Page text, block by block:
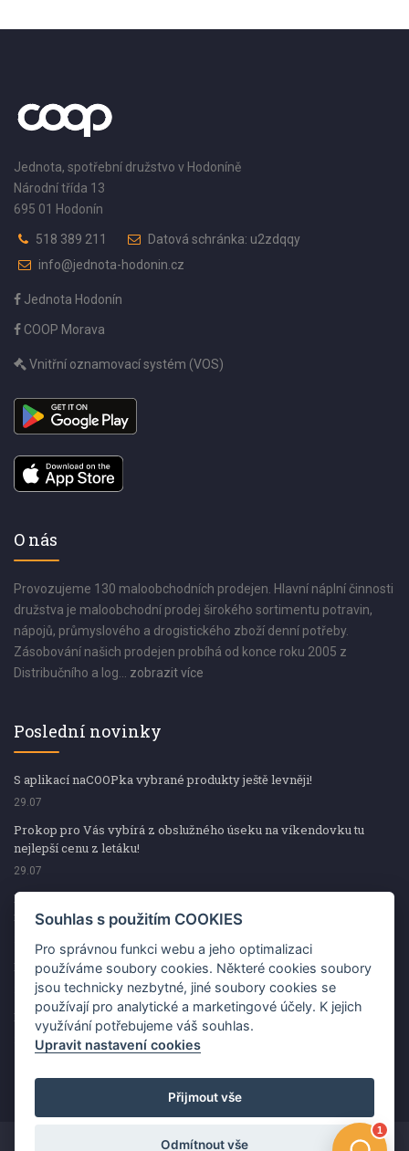
Jednota, spotřební družstvo v Hodoníně
Národní třída 13
695 01 Hodonín
518 389 211
Datová schránka: u2zdqqy
info@jednota-hodonin.cz
Jednota Hodonín
COOP Morava
Vnitřní oznamovací systém (VOS)
O nás
Provozujeme 130 maloobchodních prodejen. Hlavní náplní činnosti
družstva je maloobchodní prodej širokého sortimentu potravin,
nápojů, průmyslového a drogistického zboží denní potřeby.
Zásobování našich prodejen probíhá od konce roku 2005 z
Distribučního a log... zobrazit více
Poslední novinky
S aplikací naCOOPka vybrané produkty ještě levněji!
29.07
Prokop pro Vás vybírá z obslužného úseku na víkendovku tu
nejlepší cenu z letáku!
29.07
Prokop pro Vás vybírá z obslužného úseku na víkendovku tu
nejlepší cenu z letáku!
Kup špekáčky od Váhaly a vyhraj s naCOOPkou sekerku Fiskars
29.07
Prokop pro Vás vybírá na víkendovku ty nejlepší ceny z letáku!
29.07
Souhlas s použitím COOKIES
Pro správnou funkci webu a jeho optimalizaci
používáme soubory cookies. Některé cookies soubory
jsou technicky nezbytné, jiné soubory cookies se
používají pro analytické a marketingové účely. K jejich
využívání potřebujeme váš souhlas.
Upravit nastavení cookies
Přijmout vše
Odmítnout vše